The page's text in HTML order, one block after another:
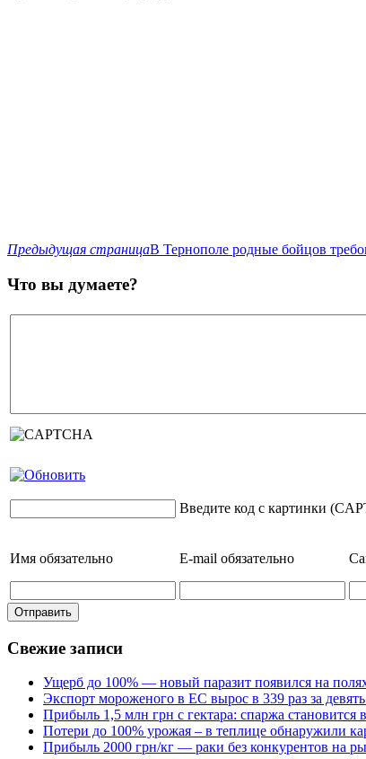
Предыдущая страницаВ Тернополе родные бойцов
Что вы думаете?
Введите код с картинки
Имя обязательно E-mail обязательно
Свежие записи
Ущерб до 100% — новый паразит появился на
Экспорт мороженого в ЕС вырос в 339 раз за
Прибыль 1,5 млн грн с гектара: спаржа
Потери до 100% урожая – в теплице обнаружили
Прибыль 2000 грн/кг — раки без конкурентов на